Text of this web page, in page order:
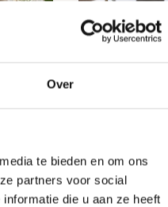
Over
te bieden en om ons
partners voor social
die u aan ze heeft
L Beige met Smoked
Irona
met
Beperkt op
119,-